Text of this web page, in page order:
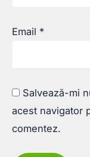
Email *
Salvează-mi
acest navigator
comentez.